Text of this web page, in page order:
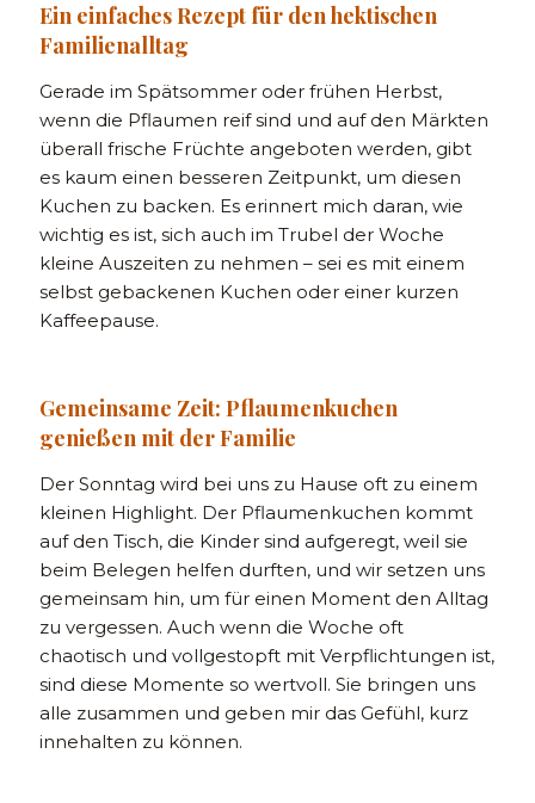
Ein einfaches Rezept für den hektischen
Familienalltag
Gerade im Spätsommer oder frühen Herbst,
wenn die Pflaumen reif sind und auf den Märkten
überall frische Früchte angeboten werden, gibt
es kaum einen besseren Zeitpunkt, um diesen
Kuchen zu backen. Es erinnert mich daran, wie
wichtig es ist, sich auch im Trubel der Woche
kleine Auszeiten zu nehmen – sei es mit einem
selbst gebackenen Kuchen oder einer kurzen
Kaffeepause.
Gemeinsame Zeit: Pflaumenkuchen
genießen mit der Familie
Der Sonntag wird bei uns zu Hause oft zu einem
kleinen Highlight. Der Pflaumenkuchen kommt
auf den Tisch, die Kinder sind aufgeregt, weil sie
beim Belegen helfen durften, und wir setzen uns
gemeinsam hin, um für einen Moment den Alltag
zu vergessen. Auch wenn die Woche oft
chaotisch und vollgestopft mit Verpflichtungen ist,
sind diese Momente so wertvoll. Sie bringen uns
alle zusammen und geben mir das Gefühl, kurz
innehalten zu können.